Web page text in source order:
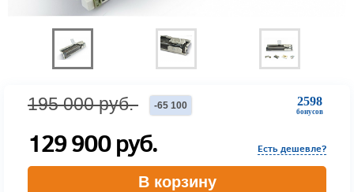
2598
бонусов
195 000 руб. -65 100
129 900руб. Есть дешевле?
В корзину